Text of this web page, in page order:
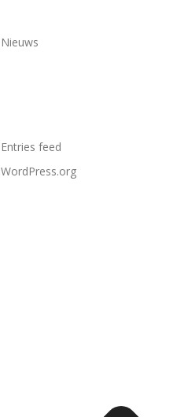
Nieuws
Entries feed
WordPress.org